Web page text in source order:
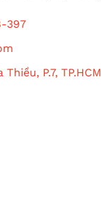
397
Thiều, P.7, TP.HCM